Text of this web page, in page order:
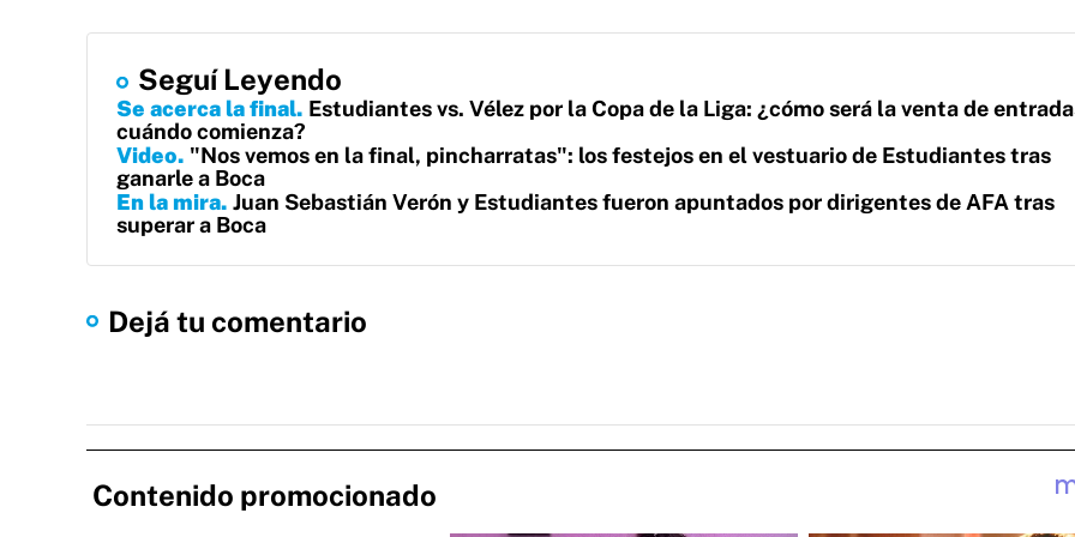
Seguí Leyendo
Se acerca la final Estudiantes vs. Vélez por la Copa de la Liga: ¿cómo será la venta de
cuándo comienza?
Video "Nos vemos en la final, pincharratas": los festejos en el vestuario de Estudiantes tras
ganarle a Boca
En la mira Juan Sebastián Verón y Estudiantes fueron apuntados por dirigentes de AFA tras
superar a Boca
Dejá tu comentario